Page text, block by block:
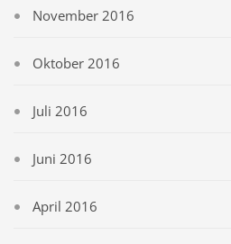
November 2016
Oktober 2016
Juli 2016
Juni 2016
April 2016